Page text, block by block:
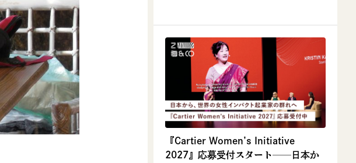
『Cartier Women’s Initiative
2027』応募受付スタート──日本か